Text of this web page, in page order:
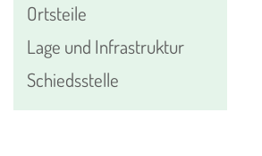
Ortsteile
Lage und Infrastruktur
Schiedsstelle